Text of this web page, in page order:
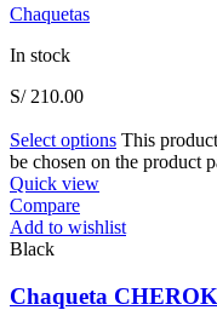
Chaquetas
In stock
S/210.00
Select options This
be chosen on the product
Quick view
Compare
Add to wishlist
Black
Chaqueta